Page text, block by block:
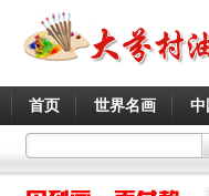
首页 世界名画 中